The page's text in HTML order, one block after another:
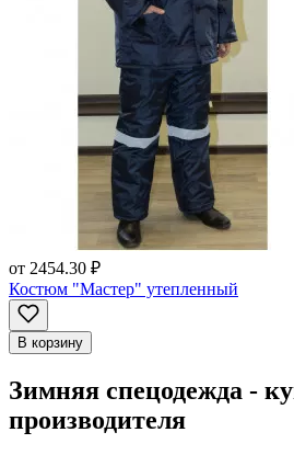
от 2454.30 ₽
Костюм "Мастер" утепленный
В корзину
Зимняя спецодежда -
производителя